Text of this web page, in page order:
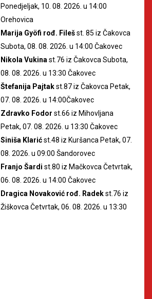
Ponedjeljak, 10. 08. 2026. u 14:00
Orehovica
Marija Gyöfi rođ. Filešst. 85 iz Čakovca
Subota, 08. 08. 2026. u 14:00 Čakovec
Nikola Vukina st.76 iz Čakovca Subota,
08. 08. 2026. u 13:30 Čakovec
Štefanija Pajtakst.87 iz Čakovca Petak,
07. 08. 2026. u 14:00Čakovec
Zdravko Fodor st.66 iz Mihovljana
Petak, 07. 08. 2026. u 13:30 Čakovec
Siniša Klarićst.48 iz Kuršanca Petak, 07.
08. 2026. u 09:00 Šandorovec
Franjo Šardi st.80 iz Mačkovca Četvrtak,
06. 08. 2026. u 14:00 Čakovec
Dragica Novaković rođ. Radekst.76 iz
Žiškovca Četvrtak, 06. 08. 2026. u 13:30